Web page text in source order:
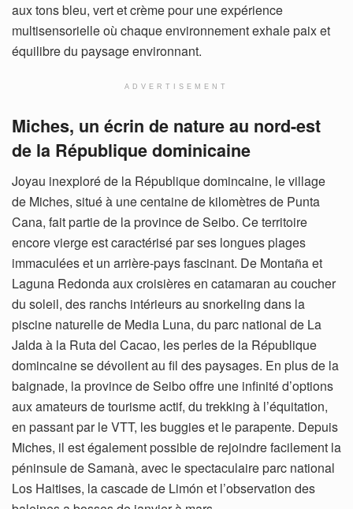
aux tons bleu, vert et crème pour une expérience
multisensorielle où chaque environnement exhale paix et
équilibre du paysage environnant.
ADVERTISEMENT
Miches, un écrin de nature au nord-est
de la République dominicaine
Joyau inexploré de la République domincaine, le village
de Miches, situé à une centaine de kilomètres de Punta
Cana, fait partie de la province de Seibo. Ce territoire
encore vierge est caractérisé par ses longues plages
immaculées et un arrière-pays fascinant. De Montaña et
Laguna Redonda aux croisières en catamaran au coucher
du soleil, des ranchs intérieurs au snorkeling dans la
piscine naturelle de Media Luna, du parc national de La
Jalda à la Ruta del Cacao, les perles de la République
domincaine se dévoilent au fil des paysages. En plus de la
baignade, la province de Seibo offre une infinité d’options
aux amateurs de tourisme actif, du trekking à l’équitation,
en passant par le VTT, les buggies et le parapente. Depuis
Miches, il est également possible de rejoindre facilement la
péninsule de Samanà, avec le spectaculaire parc national
Los Haitises, la cascade de Limón et l’observation des